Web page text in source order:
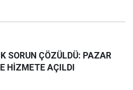
SORUN ÇÖZÜLDÜ: PAZAR
HİZMETE AÇILDI